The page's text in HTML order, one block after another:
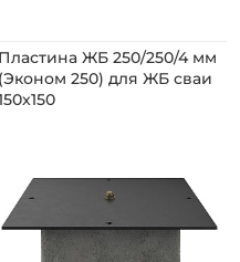
Пластина ЖБ 250/250/4 мм
(Эконом 250) для ЖБ сваи